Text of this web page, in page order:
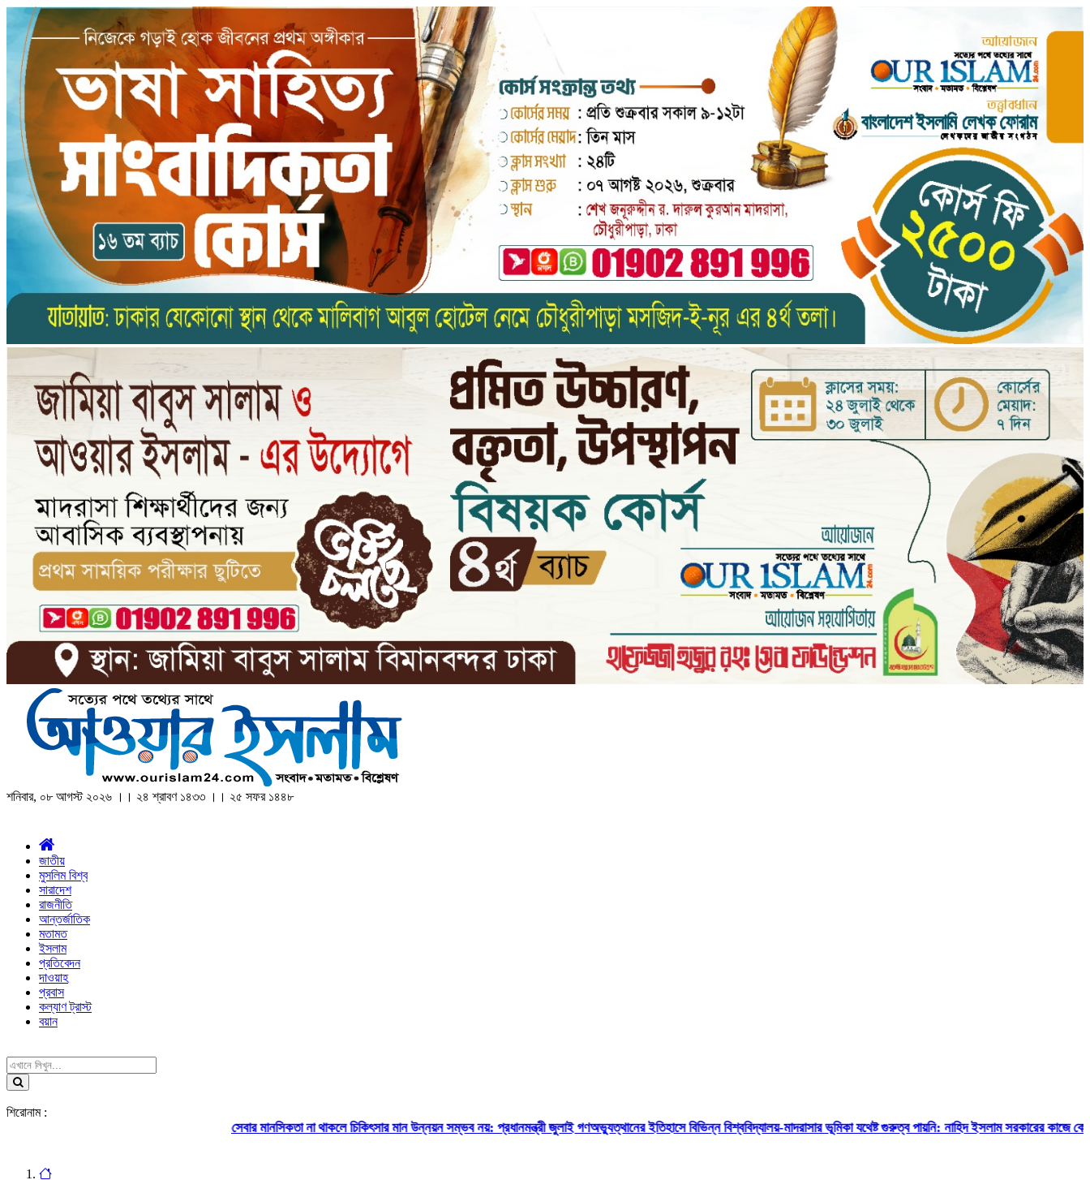
শনিবার, ০৮ আগস্ট ২০২৬ ।। ২৪ শ্রাবণ ১৪৩৩ ।। ২৫ সফর ১৪৪৮
জাতীয়
মুসলিম বিশ্ব
সারাদেশ
রাজনীতি
আন্তর্জাতিক
মতামত
ইসলাম
প্রতিবেদন
দাওয়াহ
প্রবাস
কল্যাণ ট্রাস্ট
বয়ান
শিরোনাম :
সেবার মানসিকতা না থাকলে চিকিৎসার মান উন্নয়ন সম্ভব নয়: প্রধানমন্ত্রীজুলাই গণঅভ্যুত্থানের ইতিহাসে বিভিন্ন বিশ্ববিদ্যালয়-মাদরাসার ভূমিকা যথেষ্ট গুরুত্ব পায়নি: নাহিদ ইসলামসরকারের কাজে কোনো গাফিলতি হলে